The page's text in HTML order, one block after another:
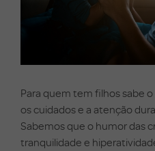
Para quem tem filhos sabe
os cuidados e a atenção
Sabemos que o humor das
tranquilidade e